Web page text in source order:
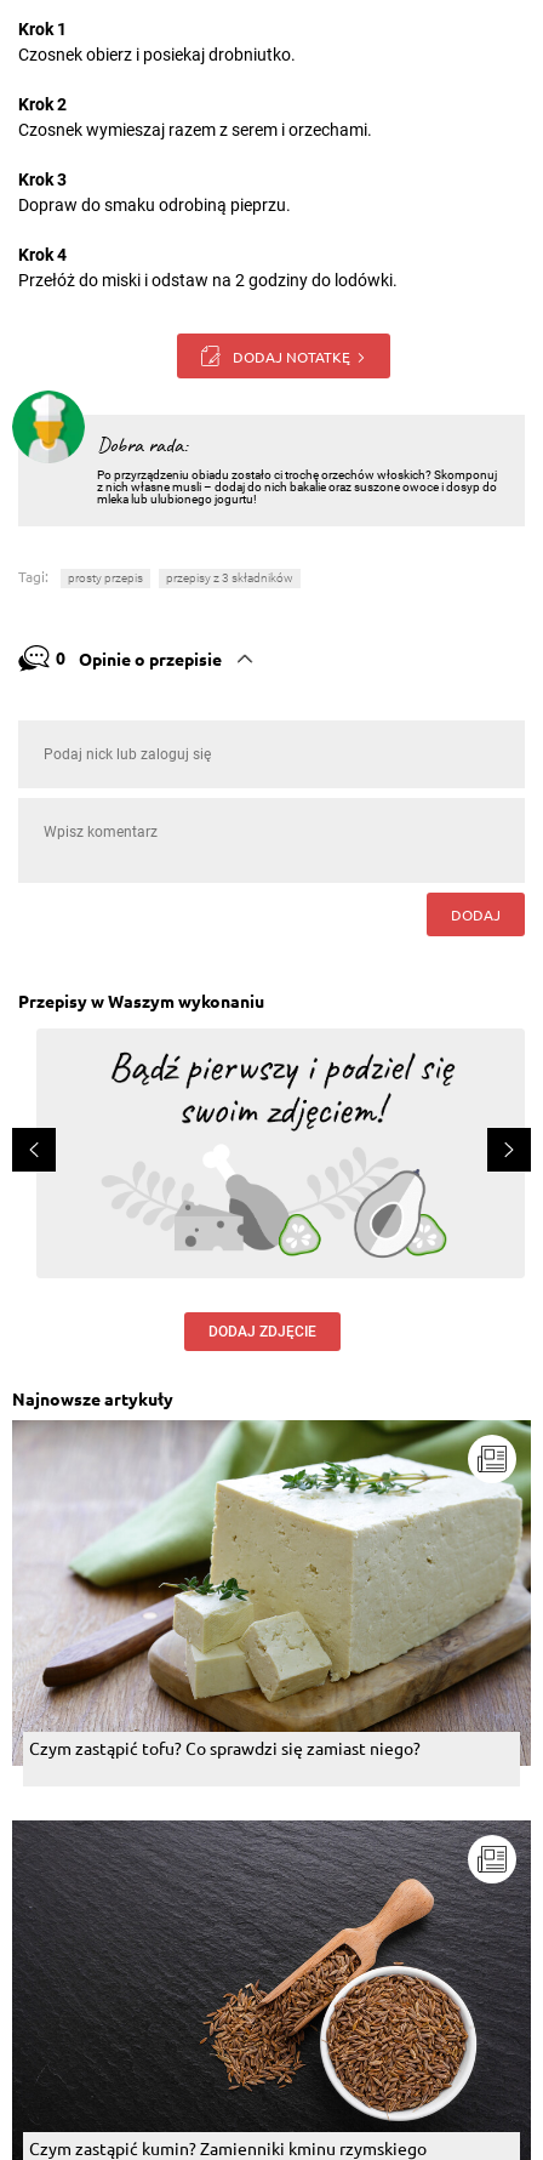
Krok 1
Czosnek obierz i posiekaj drobniutko.
Krok 2
Czosnek wymieszaj razem z serem i orzechami.
Krok 3
Dopraw do smaku odrobiną pieprzu.
Krok 4
Przełóż do miski i odstaw na 2 godziny do lodówki.
DODAJ NOTATKĘ
Dobra rada:
Po przyrządzeniu obiadu zostało ci trochę orzechów włoskich? Skomponuj
z nich własne musli – dodaj do nich bakalie oraz suszone owoce i dosyp do
mleka lub ulubionego jogurtu!
Tagi: prosty przepis przepisy z 3 składników
0 Opinie o przepisie
DODAJ
Przepisy w Waszym wykonaniu
DODAJ ZDJĘCIE
Najnowsze artykuły
Czym zastąpić tofu? Co sprawdzi się zamiast niego?
Czym zastąpić kumin? Zamienniki kminu rzymskiego